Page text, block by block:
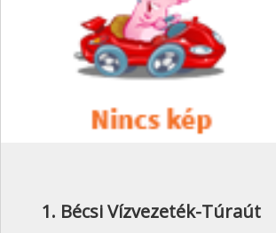
1. Bécsi Vízvezeték-Túraút